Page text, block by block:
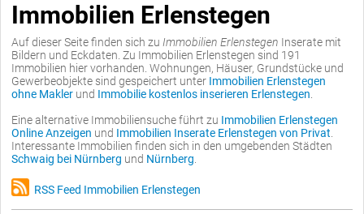
Immobilien Erlenstegen
Auf dieser Seite finden sich zu Immobilien Erlenstegen Inserate mit
Bildern und Eckdaten. Zu Immobilien Erlenstegen sind 191
Immobilien hier vorhanden. Wohnungen, Häuser, Grundstücke und
Gewerbeobjekte sind gespeichert unter Immobilien Erlenstegen
ohne Makler und Immobilie kostenlos inserieren Erlenstegen
Eine alternative Immobiliensuche führt zu Immobilien Erlenstegen
Online Anzeigen und Immobilien Inserate Erlenstegen von Privat
Interessante Immobilien finden sich in den umgebenden Städten
Schwaig bei Nürnberg und Nürnberg
RSS Feed Immobilien Erlenstegen